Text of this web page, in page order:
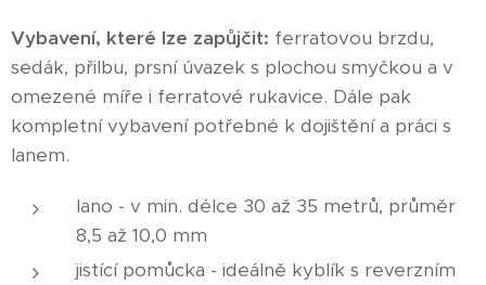
Vybavení, které lze zapůjčit: ferratovou brzdu,
sedák, přilbu, prsní úvazek s plochou smyčkou a v
omezené míře i ferratové rukavice. Dále pak
kompletní vybavení potřebné k dojištění a práci s
lanem.
lano - v min. délce 30 až 35 metrů, průměr
8,5 až 10,0 mm
jistící pomůcka - ideálně kyblík s reverzním